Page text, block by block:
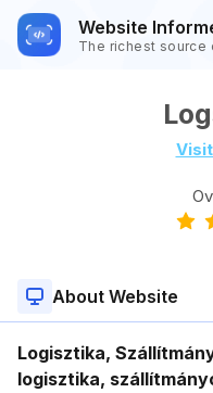
Website
The richest
About Website
Logisztika,
logisztika,